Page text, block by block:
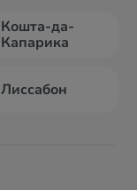
Кошта-да-
Капарика
Лиссабон